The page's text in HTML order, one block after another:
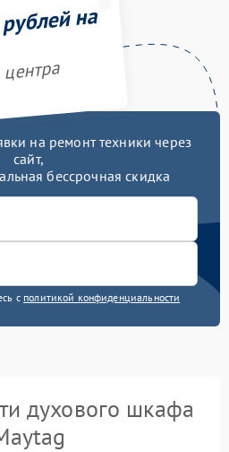
на
на ремонт техники через
сайт,
бессрочная скидка
с политикой конфиденциальности
духового шкафа